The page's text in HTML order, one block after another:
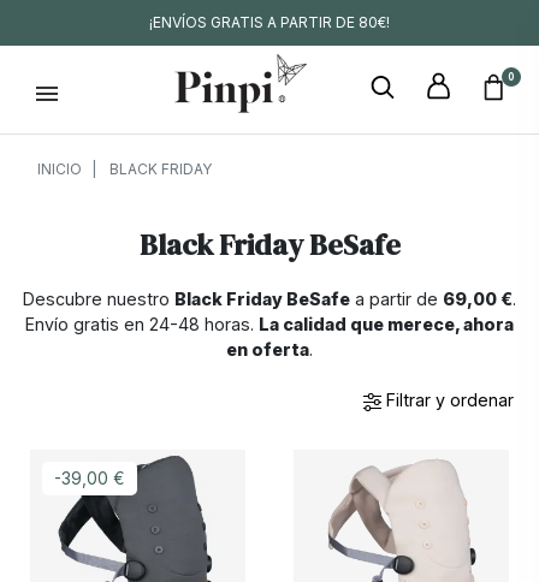
¡ENVÍOS GRATIS A PARTIR DE 80€!
0
INICIO BLACK FRIDAY
Black Friday BeSafe
Descubre nuestro Black Friday BeSafe a partir de 69,00 €.
Envío gratis en 24-48 horas. La calidad que merece, ahora
en oferta.
Filtrar y ordenar
-39,00 €